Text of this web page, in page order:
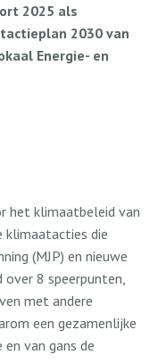
2025 als
2030 van
Energie- en
het klimaatbeleid van
klimaatacties die
(MJP) en nieuwe
8 speerpunten,
met andere
een gezamenlijke
van gans de